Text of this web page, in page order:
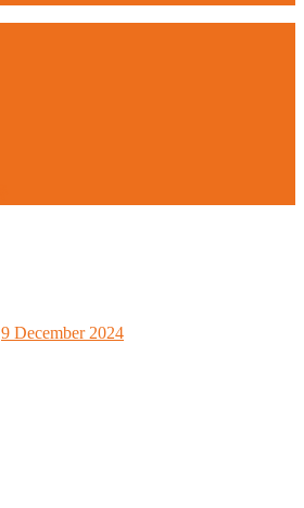
9 December 2024